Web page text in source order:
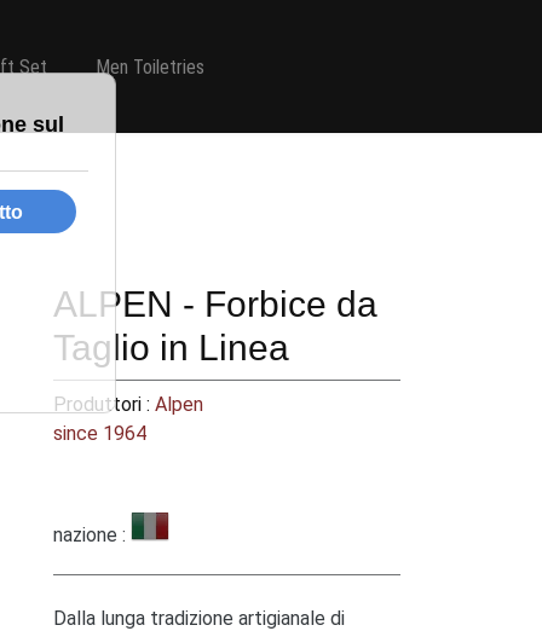
Set Men Toiletries
ALPEN - Forbice da
Taglio in Linea
Produttori :Alpen
since 1964
nazione :
Dalla lunga tradizione artigianale di